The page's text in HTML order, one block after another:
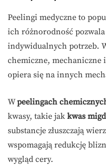
Peelingi medyczne to
ich różnorodność
indywidualnych potrzeb.
chemiczne, mechaniczne
opiera się na innych
Wpeelingach
kwasy, takie jak kwas
substancje złuszczają
wspomagają redukcję
wygląd cery.